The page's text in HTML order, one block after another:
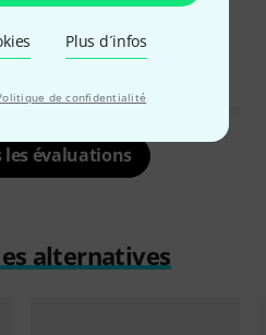
Plus d´infos
de confidentialité
le boulot demandé.
L'ÉVALUATION
les évaluations
alternatives